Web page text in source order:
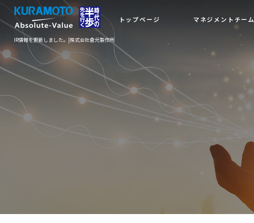
IR情報を更新しました。|株式会社倉元製作所
トップページ マネジメントチーム